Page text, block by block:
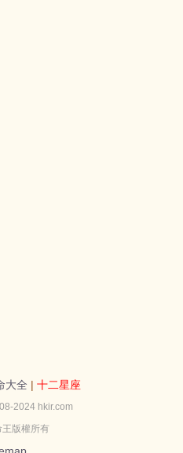
大全 | 十二星座
2024 hkir.com
王版權所有